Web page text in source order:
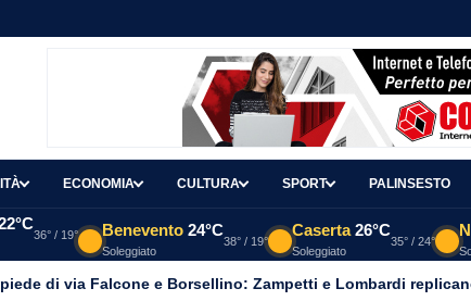
ECONOMIA CULTURA SPORT PALINSESTO
36° / 19° Benevento 24°C
Soleggiato
38° / 19°
Caserta 26°C
Soleggiato
35° / 24°
di via Falcone e Borsellino: Zampetti e Lombardi